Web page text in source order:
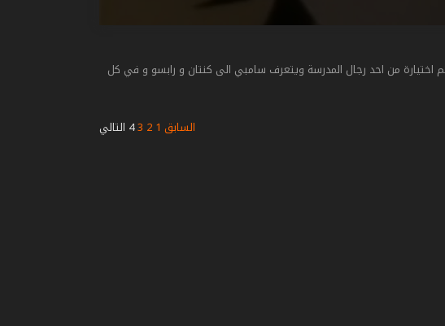
من احد رجال المدرسة ويتعرف سامبي الى كنتان و رابسو و في كل
السابق 1
2
3
4 التالي